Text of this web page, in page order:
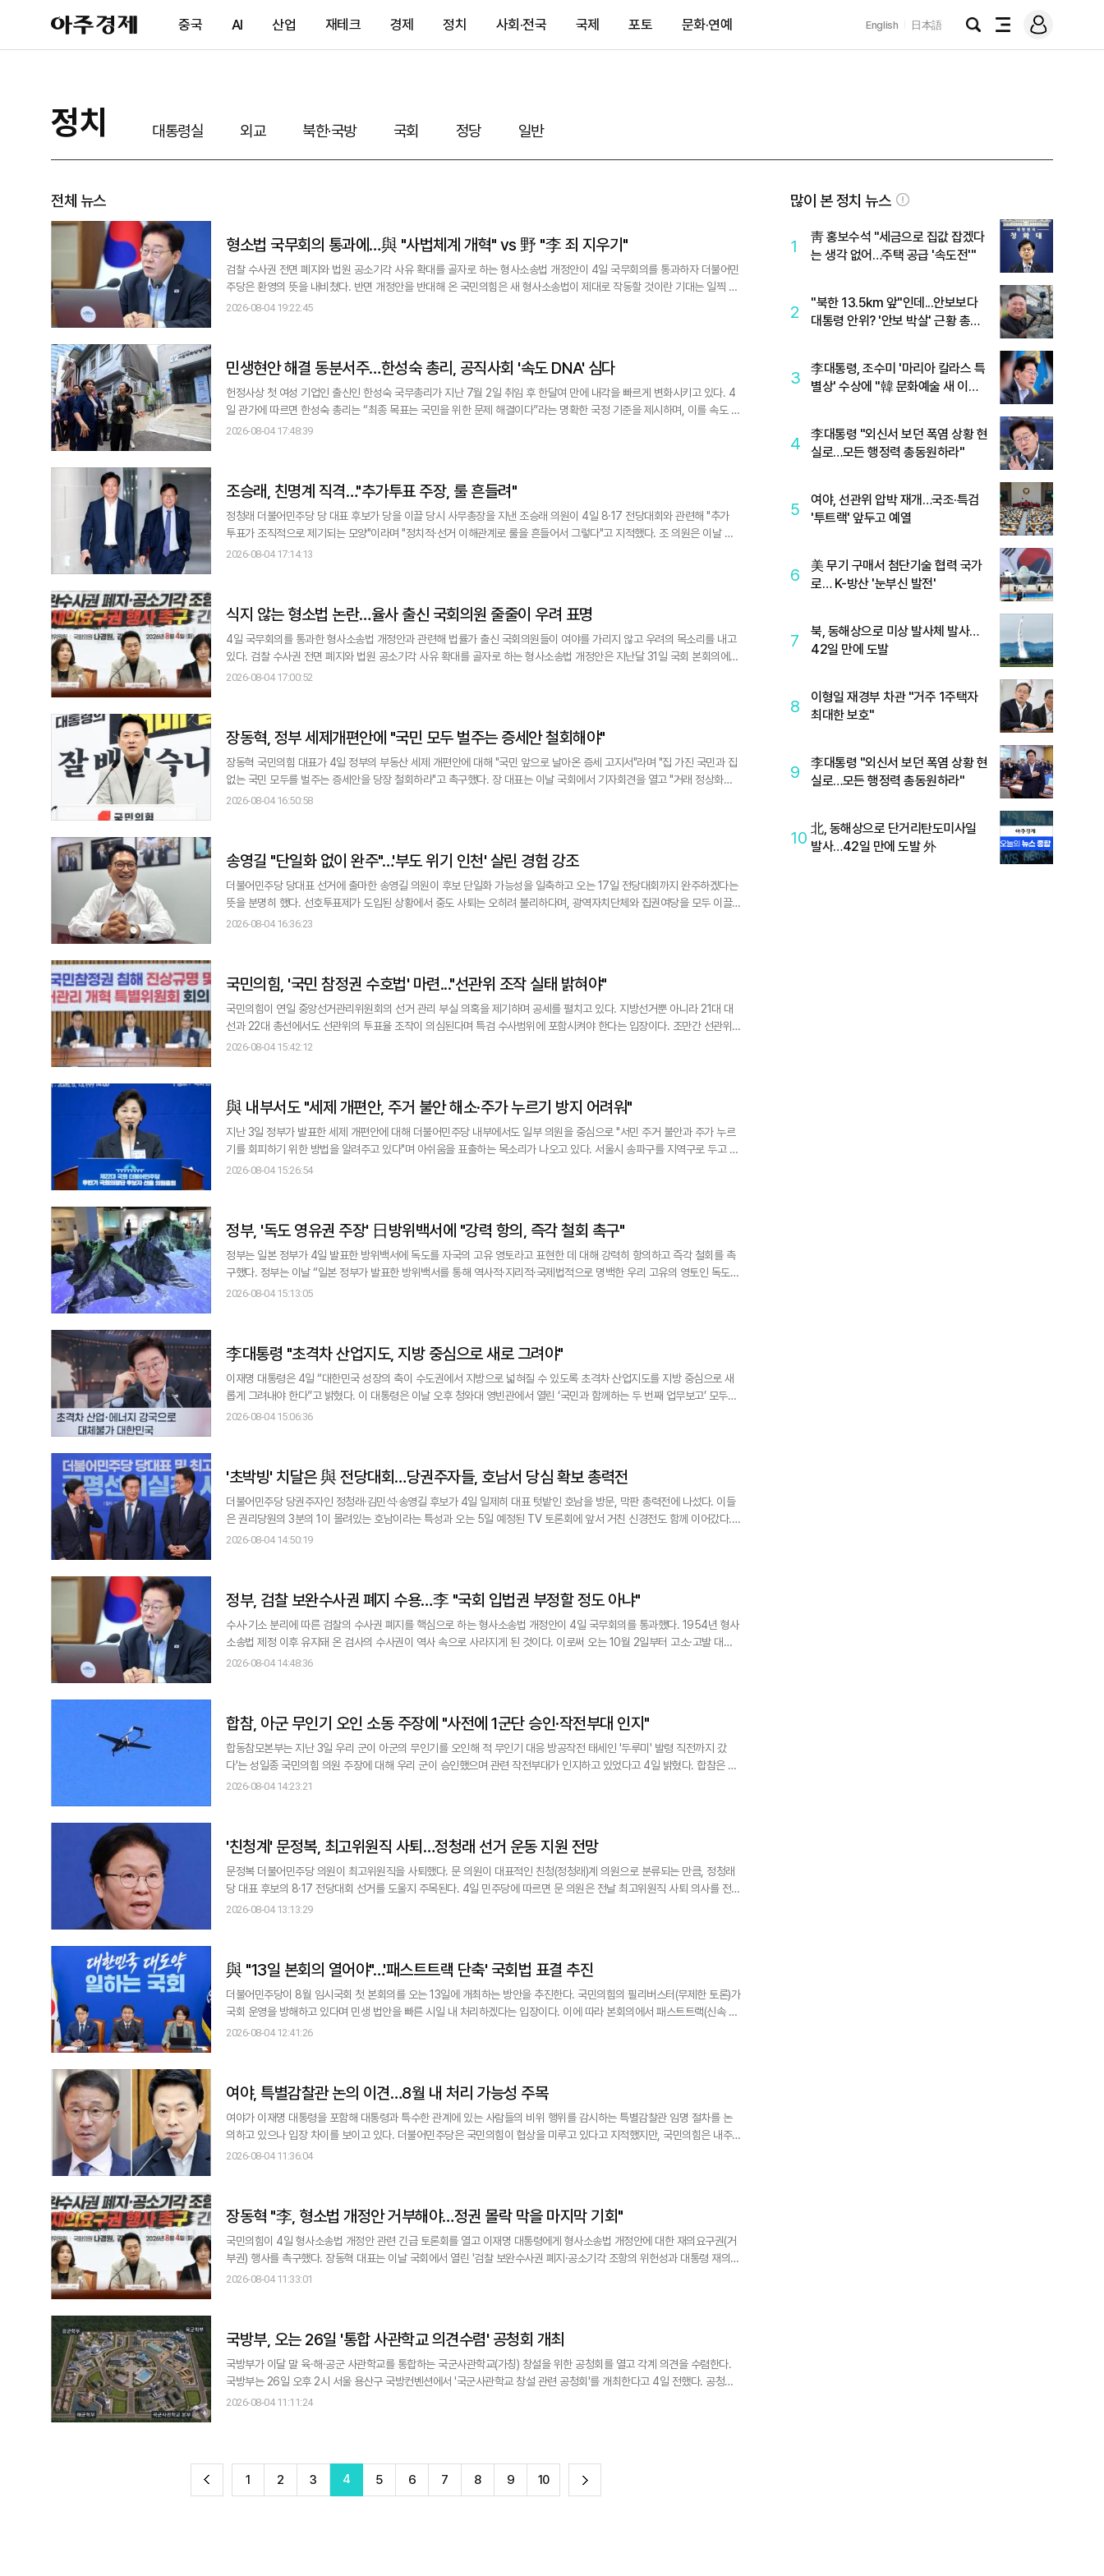
아
주
제
중국 AI 산업 재테크 경제 정치 사회·전국 국제 포토 문화·연예 English 日本語
검
전
메
그
정치 대통령실 외교 북한·국방 국회 정당 일반
전체 뉴스
형소법 국무회의 통과에…與 "사법체계 개혁" vs 野 "李 죄 지우기"
검찰 수사권 전면 폐지와 법원 공소기각 사유 확대를 골자로 하는 형사소송법 개정안이 4일 국무회의를 통과하자 더불어민
주당은 환영의 뜻을 내비쳤다. 반면 개정안을 반대해 온 국민의힘은 새 형사소송법이 제대로 작동할 것이란 기대는 일찍 버
리는 게 좋다며 날선 반응을 보였다. 박해철 민주당 대변인은 이날 서면브리핑을 통해 "이번 개정은 경찰의 책임을 명확히
2026-08-04 19:22:45
민생현안 해결 동분서주…한성숙 총리, 공직사회 '속도 DNA' 심다
헌정사상 첫 여성 기업인 출신인 한성숙 국무총리가 지난 7월 2일 취임 후 한달여 만에 내각을 빠르게 변화시키고 있다. 4
일 관가에 따르면 한성숙 총리는 “최종 목표는 국민을 위한 문제 해결이다”라는 명확한 국정 기준을 제시하며, 이를 속도 있
게 해결하는 것에 중점을 두고 있는 것으로 전해졌다. 한 총리는 지난달 2일 열린 취임식에서 “국민주권정부 국정의 기준은
2026-08-04 17:48:39
조승래, 친명계 직격…"추가투표 주장, 룰 흔들려"
정청래 더불어민주당 당 대표 후보가 당을 이끌 당시 사무총장을 지낸 조승래 의원이 4일 8·17 전당대회와 관련해 "추가
투표가 조직적으로 제기되는 모양"이라며 "정치적·선거 이해관계로 룰을 흔들어서 그렇다"고 지적했다. 조 의원은 이날 페
이스북을 통해 이같이 밝혔다. 특히 그는 △선호투표제 △피선거권 예외 적용 △순회경선 스케줄과 전당대회 장소에 대한
2026-08-04 17:14:13
식지 않는 형소법 논란…율사 출신 국회의원 줄줄이 우려 표명
4일 국무회의를 통과한 형사소송법 개정안과 관련해 법률가 출신 국회의원들이 여야를 가리지 않고 우려의 목소리를 내고
있다. 검찰 수사권 전면 폐지와 법원 공소기각 사유 확대를 골자로 하는 형사소송법 개정안은 지난달 31일 국회 본회의에
이어 이날 국무회의도 통과했다. 새 형사소송법은 오는 10월 시행된다. 국민의힘 정책위원회는 이날 국회에서 판사 출신 나
2026-08-04 17:00:52
장동혁, 정부 세제개편안에 "국민 모두 벌주는 증세안 철회해야"
장동혁 국민의힘 대표가 4일 정부의 부동산 세제 개편안에 대해 "국민 앞으로 날아온 증세 고지서"라며 "집 가진 국민과 집
없는 국민 모두를 벌주는 증세안을 당장 철회하라"고 촉구했다. 장 대표는 이날 국회에서 기자회견을 열고 "거래 정상화라
고 포장했지만 본질은 분명하다. 집 가진 죄를 묻는 징벌세"라며 "잡으라는 집값은 못 잡고, 집 가진 국민만 잡겠다는 것"이
2026-08-04 16:50:58
송영길 "단일화 없이 완주"…'부도 위기 인천' 살린 경험 강조
더불어민주당 당대표 선거에 출마한 송영길 의원이 후보 단일화 가능성을 일축하고 오는 17일 전당대회까지 완주하겠다는
뜻을 분명히 했다. 선호투표제가 도입된 상황에서 중도 사퇴는 오히려 불리하다며, 광역자치단체와 집권여당을 모두 이끌
어 본 경험을 앞세워 막판 역전을 노리겠다는 구상이다. 송 의원은 지난달 31일 서울 여의도 국회의원회관에서 진행된 아주
2026-08-04 16:36:23
국민의힘, '국민 참정권 수호법' 마련..."선관위 조작 실태 밝혀야"
국민의힘이 연일 중앙선거관리위원회의 선거 관리 부실 의혹을 제기하며 공세를 펼치고 있다. 지방선거뿐 아니라 21대 대
선과 22대 총선에서도 선관위의 투표율 조작이 의심된다며 특검 수사범위에 포함시켜야 한다는 입장이다. 조만간 선관위
개혁 방안을 담은 자체 법안을 마련해 발표할 예정이다. 국민의힘은 4일 국회에서 6·3 국민참정권 침해 진상규명 및 선거
2026-08-04 15:42:12
與 내부서도 "세제 개편안, 주거 불안 해소·주가 누르기 방지 어려워"
지난 3일 정부가 발표한 세제 개편안에 대해 더불어민주당 내부에서도 일부 의원을 중심으로 "서민 주거 불안과 주가 누르
기를 회피하기 위한 방법을 알려주고 있다"며 아쉬움을 표출하는 목소리가 나오고 있다. 서울시 송파구를 지역구로 두고 있
는 남인순 국회 부의장은 4일 페이스북을 통해 "서울시의 집값 상승이 이어지며 서민 주거 불안이 심화되고 있는 상황 속
2026-08-04 15:26:54
정부, '독도 영유권 주장' 日방위백서에 "강력 항의, 즉각 철회 촉구"
정부는 일본 정부가 4일 발표한 방위백서에 독도를 자국의 고유 영토라고 표현한 데 대해 강력히 항의하고 즉각 철회를 촉
구했다. 정부는 이날 “일본 정부가 발표한 방위백서를 통해 역사적·지리적·국제법적으로 명백한 우리 고유의 영토인 독도에
대해 부당한 영유권 주장을 되풀이한 데 대해 강력히 항의하며, 이를 즉각 철회할 것을 촉구한다”고 밝혔다. 이어 정부는
2026-08-04 15:13:05
李대통령 "초격차 산업지도, 지방 중심으로 새로 그려야"
이재명 대통령은 4일 “대한민국 성장의 축이 수도권에서 지방으로 넓혀질 수 있도록 초격차 산업지도를 지방 중심으로 새
롭게 그려내야 한다”고 밝혔다. 이 대통령은 이날 오후 청와대 영빈관에서 열린 ‘국민과 함께하는 두 번째 업무보고’ 모두발
언에서 “모든 지방이 저마다의 산업적 강점을 살리면서 서로 연결돼 함께 성장할 수 있도록 권역별 성장 엔진을 능동적으로
2026-08-04 15:06:36
'초박빙' 치달은 與 전당대회…당권주자들, 호남서 당심 확보 총력전
더불어민주당 당권주자인 정청래·김민석·송영길 후보가 4일 일제히 대표 텃밭인 호남을 방문, 막판 총력전에 나섰다. 이들
은 권리당원의 3분의 1이 몰려있는 호남이라는 특성과 오는 5일 예정된 TV 토론회에 앞서 거친 신경전도 함께 이어갔다.
정 후보는 이날 오전 전남 광주의 말바우 시장 등 민생 현장과 지체장애인협회·장애인 문화협회, 소방공무원 등과의 정책 간
2026-08-04 14:50:19
정부, 검찰 보완수사권 폐지 수용…李 "국회 입법권 부정할 정도 아냐"
수사·기소 분리에 따른 검찰의 수사권 폐지를 핵심으로 하는 형사소송법 개정안이 4일 국무회의를 통과했다. 1954년 형사
소송법 제정 이후 유지돼 온 검사의 수사권이 역사 속으로 사라지게 된 것이다. 이로써 오는 10월 2일부터 고소·고발 대부
분은 경찰이 접수한다. 정부는 국회의 입법 결정을 수용하는 대신 경찰의 수사권 독점과 비대화를 막기 위한 후속 제도 정비
2026-08-04 14:48:36
합참, 아군 무인기 오인 소동 주장에 "사전에 1군단 승인·작전부대 인지"
합동참모본부는 지난 3일 우리 군이 아군의 무인기를 오인해 적 무인기 대응 방공작전 태세인 '두루미' 발령 직전까지 갔
다'는 성일종 국민의힘 의원 주장에 대해 우리 군이 승인했으며 관련 작전부대가 인지하고 있었다고 4일 밝혔다. 합참은 이
날 오후 문자공지를 통해 "3일 경기 북부지역에서 해당 무인기 비행은 절차에 따라 사전에 1군단에서 승인했다. 관련 작전
2026-08-04 14:23:21
'친청계' 문정복, 최고위원직 사퇴…정청래 선거 운동 지원 전망
문정복 더불어민주당 의원이 최고위원직을 사퇴했다. 문 의원이 대표적인 친청(정청래)계 의원으로 분류되는 만큼, 정청래
당 대표 후보의 8·17 전당대회 선거를 도울지 주목된다. 4일 민주당에 따르면 문 의원은 전날 최고위원직 사퇴 의사를 전했
다. 전날 열린 최고위원회의에도 불참한 바 있다. 이로써 최고위원회는 한병도 당 대표 직무대행 겸 원내대표를 포함해 선출
2026-08-04 13:13:29
與 "13일 본회의 열어야"…'패스트트랙 단축' 국회법 표결 추진
더불어민주당이 8월 임시국회 첫 본회의를 오는 13일에 개최하는 방안을 추진한다. 국민의힘의 필리버스터(무제한 토론)가
국회 운영을 방해하고 있다며 민생 법안을 빠른 시일 내 처리하겠다는 입장이다. 이에 따라 본회의에서 패스트트랙(신속 처
리 안건) 심사 기간을 최장 330일에서 90일로 단축하는 국회법 개정안의 표결도 이뤄질 전망이다. 천준호 원내운영수석부
2026-08-04 12:41:26
​​​​​​​여야, 특별감찰관 논의 이견…8월 내 처리 가능성 주목
여야가 이재명 대통령을 포함해 대통령과 특수한 관계에 있는 사람들의 비위 행위를 감시하는 특별감찰관 임명 절차를 논
의하고 있으나 입장 차이를 보이고 있다. 더불어민주당은 국민의힘이 협상을 미루고 있다고 지적했지만, 국민의힘은 내주
초 협상이 마무리될 것이라고 반박했다. 이에 민주당이 공언한 8월 내 처리될 수 있을지 주목된다. 김성회 민주당 원내대변
2026-08-04 11:36:04
장동혁 "李, 형소법 개정안 거부해야…정권 몰락 막을 마지막 기회"
국민의힘이 4일 형사소송법 개정안 관련 긴급 토론회를 열고 이재명 대통령에게 형사소송법 개정안에 대한 재의요구권(거
부권) 행사를 촉구했다. 장동혁 대표는 이날 국회에서 열린 '검찰 보완수사권 폐지·공소기각 조항의 위헌성과 대통령 재의요
구권 행사 촉구 긴급 토론회'에 참석해 "공소기각 사유를 추가해 이 대통령의 죄를 지운다면 국민들은 이제 이재명 정권을
2026-08-04 11:33:01
국방부, 오는 26일 '통합 사관학교 의견수렴' 공청회 개최
국방부가 이달 말 육·해·공군 사관학교를 통합하는 국군사관학교(가칭) 창설을 위한 공청회를 열고 각계 의견을 수렴한다.
국방부는 26일 오후 2시 서울 용산구 국방컨벤션에서 '국군사관학교 창설 관련 공청회'를 개최한다고 4일 전했다. 공청회
에서는 국방부가 지난달 16일 공개한 국군사관학교 창설 기본계획을 설명한 뒤 전문가들이 국군사관학교 창설 필요성 및
2026-08-04 11:11:24
이 1 2 3 4 5 6 7 8 9 10 다
많이 본 정치 뉴스
1
靑 홍보수석 "세금으로 집값 잡겠다
는 생각 없어…주택 공급 '속도전'"
2
"북한 13.5km 앞"인데...안보보다
대통령 안위? '안보 박살' 근황 총정
3
李대통령, 조수미 '마리아 칼라스 특
별상' 수상에 "韓 문화예술 새 이정
4
李대통령 "외신서 보던 폭염 상황 현
실로…모든 행정력 총동원하라"
5
여야, 선관위 압박 재개…국조·특검
'투트랙' 앞두고 예열
6
美 무기 구매서 첨단기술 협력 국가
로… K-방산 '눈부신 발전'
7
북, 동해상으로 미상 발사체 발사…
42일 만에 도발
8
이형일 재경부 차관 "거주 1주택자
최대한 보호"
9
李대통령 "외신서 보던 폭염 상황 현
실로…모든 행정력 총동원하라"
10 北, 동해상으로 단거리탄도미사일
발사…42일 만에 도발 外